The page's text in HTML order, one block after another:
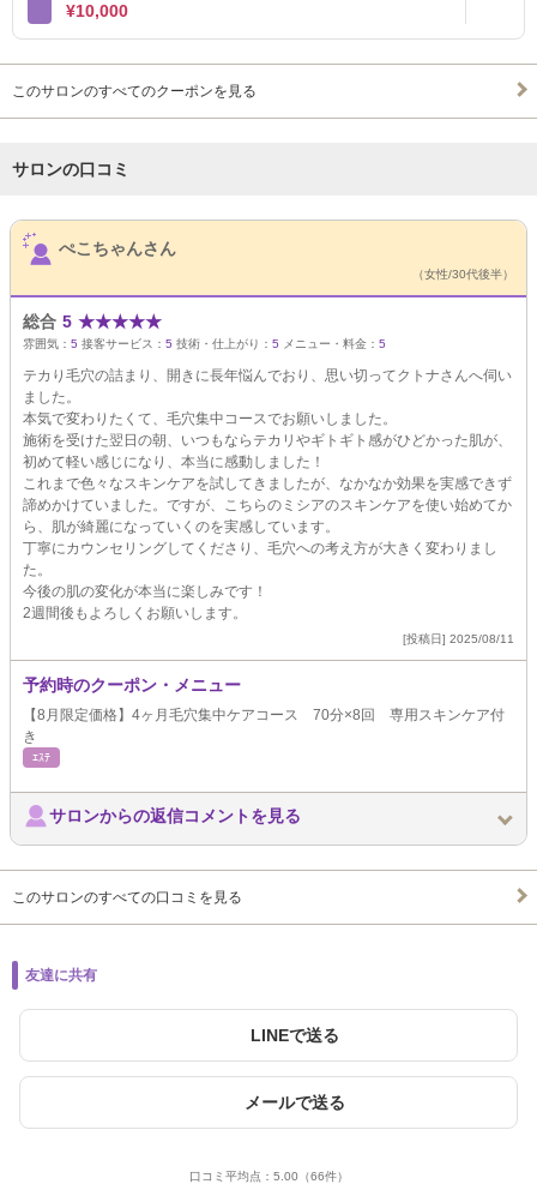
¥10,000
このサロンのすべてのクーポンを見る
サロンの口コミ
サロンPick Up
ぺこちゃんさん
（女性/30代後半）
総合 5 ★★★★★
雰囲気： 5 接客サービス： 5 技術・仕上がり： 5 メニュー・料金： 5
テカり毛穴の詰まり、開きに長年悩んでおり、思い切ってクトナさんへ伺い
ました。
本気で変わりたくて、毛穴集中コースでお願いしました。
施術を受けた翌日の朝、いつもならテカリやギトギト感がひどかった肌が、
初めて軽い感じになり、本当に感動しました！
これまで色々なスキンケアを試してきましたが、なかなか効果を実感できず
諦めかけていました。ですが、こちらのミシアのスキンケアを使い始めてか
ら、肌が綺麗になっていくのを実感しています。
丁寧にカウンセリングしてくださり、毛穴への考え方が大きく変わりまし
た。
今後の肌の変化が本当に楽しみです！
2週間後もよろしくお願いします。
[投稿日] 2025/08/11
予約時のクーポン・メニュー
【8月限定価格】4ヶ月毛穴集中ケアコース 70分×8回 専用スキンケア付
き
ｴｽﾃ
サロンからの返信コメントを見る
このサロンのすべての口コミを見る
友達に共有
LINEで送る
メールで送る
口コミ平均点： 5.00 （66件）